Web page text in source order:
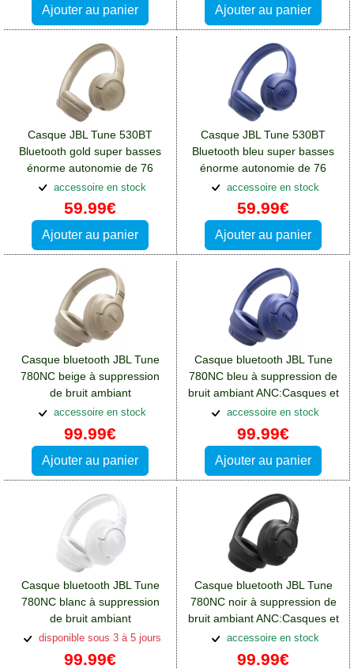
Ajouter au panier Ajouter au panier
Casque JBL Tune 530BT
Bluetooth gold super basses
énorme autonomie de 76
heures:Casques et écouteurs
Oppo A76
accessoire en stock
59.99€
Ajouter au panier
Casque JBL Tune 530BT
Bluetooth bleu super basses
énorme autonomie de 76
heures:Casques et écouteurs
Oppo A76
accessoire en stock
59.99€
Ajouter au panier
Casque bluetooth JBL Tune
780NC beige à suppression
de bruit ambiant
ANC:Casques et écouteurs
Oppo A76
accessoire en stock
99.99€
Ajouter au panier
Casque bluetooth JBL Tune
780NC bleu à suppression de
bruit ambiant ANC:Casques et
écouteurs Oppo A76
accessoire en stock
99.99€
Ajouter au panier
Casque bluetooth JBL Tune
780NC blanc à suppression
de bruit ambiant
ANC:Casques et écouteurs
Oppo A76
disponible sous 3 à 5 jours
99.99€
Casque bluetooth JBL Tune
780NC noir à suppression de
bruit ambiant ANC:Casques et
écouteurs Oppo A76
accessoire en stock
99.99€